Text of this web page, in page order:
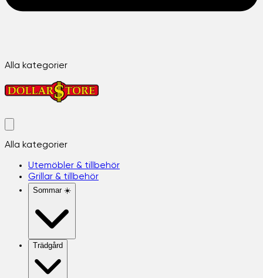
Alla kategorier
Alla kategorier
Utemöbler & tillbehör
Grillar & tillbehör
Sommar ☀️
Trädgård